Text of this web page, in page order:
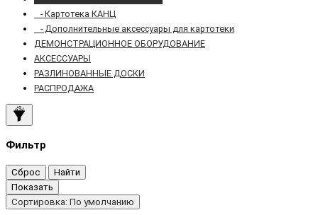
- Картотека КАНЦ
- Дополнительные аксессуары для картотеки
ДЕМОНСТРАЦИОННОЕ ОБОРУДОВАНИЕ
АКСЕССУАРЫ
РАЗЛИНОВАННЫЕ ДОСКИ
РАСПРОДАЖА
Фильтр
Сброс
Найти
Показать
Сортировка: По умолчанию